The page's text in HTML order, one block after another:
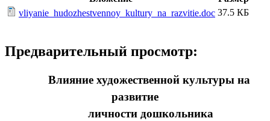
vliyanie_hudozhestvennoy_kultury_na_razvitie.doc 37.5 КБ
Предварительный просмотр:
Влияние художественной культуры на
развитие
личности дошкольника